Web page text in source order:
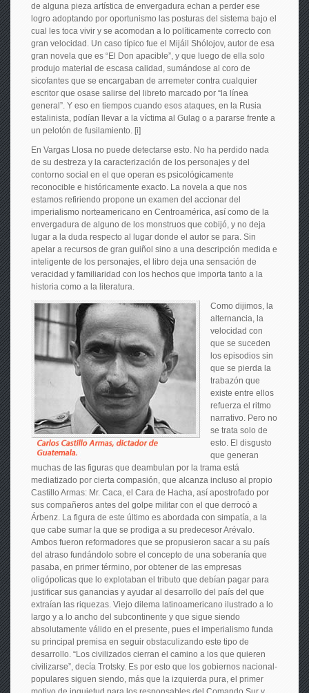
de alguna pieza artística de envergadura echan a perder ese
logro adoptando por oportunismo las posturas del sistema bajo el
cual les toca vivir y se acomodan a lo políticamente correcto con
gran velocidad. Un caso típico fue el Mijáil Shólojov, autor de esa
gran novela que es “El Don apacible”, y que luego de ella solo
produjo material de escasa calidad, sumándose al coro de
sicofantes que se encargaban de arremeter contra cualquier
escritor que osase salirse del libreto marcado por “la línea
general”. Y eso en tiempos cuando esos ataques, en la Rusia
estalinista, podían llevar a la víctima al Gulag o a pararse frente a
un pelotón de fusilamiento. [i]
En Vargas Llosa no puede detectarse esto. No ha perdido nada
de su destreza y la caracterización de los personajes y del
contorno social en el que operan es psicológicamente
reconocible e históricamente exacto. La novela a que nos
estamos refiriendo propone un examen del accionar del
imperialismo norteamericano en Centroamérica, así como de la
envergadura de alguno de los monstruos que cobijó, y no deja
lugar a la duda respecto al lugar donde el autor se para. Sin
apelar a recursos de gran guiñol sino a una descripción medida e
inteligente de los personajes, el libro deja una sensación de
veracidad y familiaridad con los hechos que importa tanto a la
historia como a la literatura.
Como dijimos, la
alternancia, la
velocidad con
que se suceden
los episodios sin
que se pierda la
trabazón que
existe entre ellos
refuerza el ritmo
narrativo. Pero no
se trata solo de
esto. El disgusto
que generan
muchas de las figuras que deambulan por la trama está
mediatizado por cierta compasión, que alcanza incluso al propio
Castillo Armas: Mr. Caca, el Cara de Hacha, así apostrofado por
sus compañeros antes del golpe militar con el que derrocó a
Árbenz. La figura de este último es abordada con simpatía, a la
que cabe sumar la que se prodiga a su predecesor Arévalo.
Ambos fueron reformadores que se propusieron sacar a su país
del atraso fundándolo sobre el concepto de una soberanía que
pasaba, en primer término, por obtener de las empresas
oligópolicas que lo explotaban el tributo que debían pagar para
justificar sus ganancias y ayudar al desarrollo del país del que
extraían las riquezas. Viejo dilema latinoamericano ilustrado a lo
largo y a lo ancho del subcontinente y que sigue siendo
absolutamente válido en el presente, pues el imperialismo funda
su principal premisa en seguir obstaculizando este tipo de
desarrollo. “Los civilizados cierran el camino a los que quieren
civilizarse”, decía Trotsky. Es por esto que los gobiernos nacional-
populares siguen siendo, más que la izquierda pura, el primer